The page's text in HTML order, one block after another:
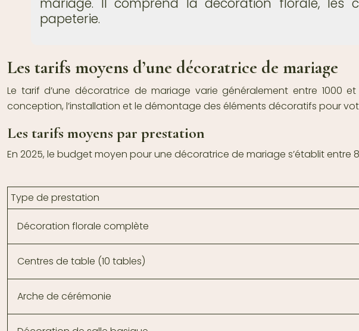
papeterie.
Les tarifs moyens d’une décoratrice de mariage
Le tarif d’une décoratrice de mariage varie généralement entre 1000
conception, l’installation et le démontage des éléments décoratifs pour
Les tarifs moyens par prestation
En 2025, le budget moyen pour une décoratrice de mariage s’établit entre
Type de prestation
Décoration florale complète
Centres de table (10 tables)
Arche de cérémonie